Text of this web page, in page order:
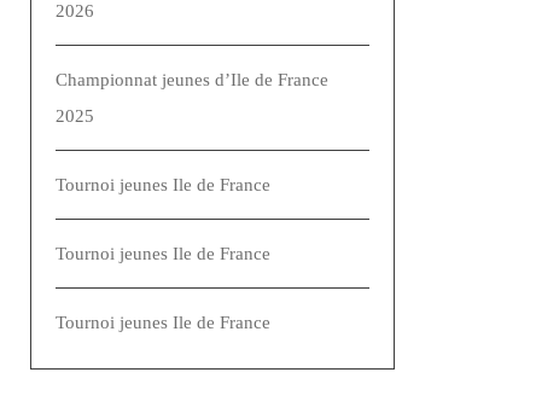
2026
Championnat jeunes d’Ile de France
2025
Tournoi jeunes Ile de France
Tournoi jeunes Ile de France
Tournoi jeunes Ile de France